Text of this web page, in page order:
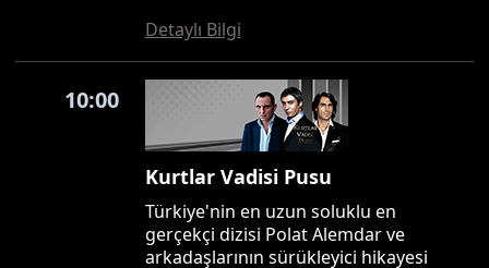
Detaylı Bilgi
10:00
Kurtlar Vadisi Pusu
Türkiye'nin en uzun soluklu en
gerçekçi dizisi Polat Alemdar ve
arkadaşlarının sürükleyici hikayesi